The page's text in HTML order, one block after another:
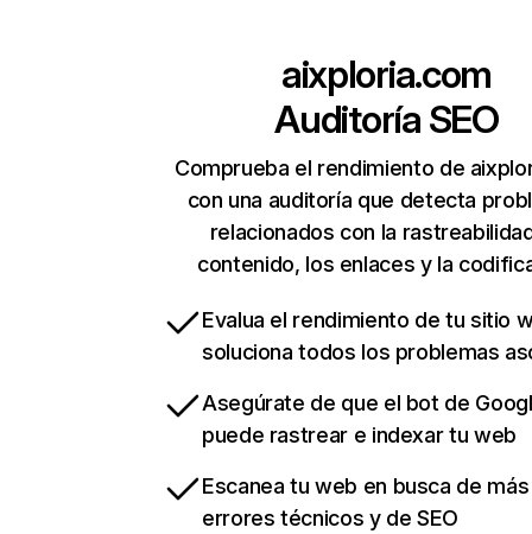
aixploria.com
Auditoría SEO
Comprueba el rendimiento de
con una auditoría que detecta
relacionados con la
contenido, los enlaces y la
Evalua el rendimiento de tu sitio
soluciona todos los problemas
Asegúrate de que el bot de
puede rastrear e indexar tu web
Escanea tu web en busca de
errores técnicos y de SEO